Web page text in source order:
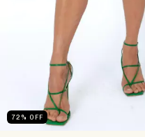
72 % OFF